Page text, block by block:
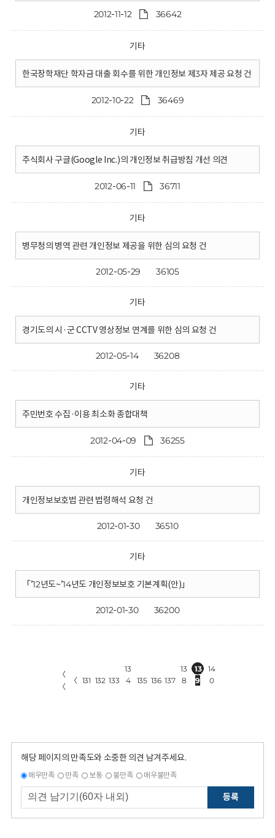
2012-11-12 36642
기타
한국장학재단 학자금 대출 회수를 위한 개인정보 제3자 제공 요청 건
2012-10-22 36469
기타
주식회사 구글(Google Inc.)의 개인정보 취급방침 개선 의견
2012-06-11 36711
기타
병무청의 병역 관련 개인정보 제공을 위한 심의 요청 건
2012-05-29 36105
기타
경기도의 시·군 CCTV 영상정보 연계를 위한 심의 요청 건
2012-05-14 36208
기타
주민번호 수집·이용 최소화 종합대책
2012-04-09 36255
기타
개인정보보호법 관련 법령해석 요청 건
2012-01-30 36510
기타
「’12년도~’14년도 개인정보보호 기본계획(안)」
2012-01-30 36200
〈
〈
〈 131 132 133
13
4
135 136 137
13
8
13
9
14
0
해당 페이지의 만족도와 소중한 의견 남겨주세요.
매우만족 만족 보통 불만족 매우불만족
등록